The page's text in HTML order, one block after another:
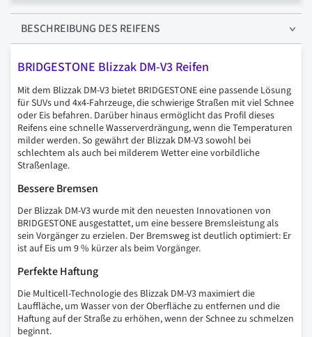
BESCHREIBUNG DES REIFENS
BRIDGESTONE Blizzak DM-V3 Reifen
Mit dem Blizzak DM-V3 bietet BRIDGESTONE eine passende Lösung
für SUVs und 4x4-Fahrzeuge, die schwierige Straßen mit viel Schnee
oder Eis befahren. Darüber hinaus ermöglicht das Profil dieses
Reifens eine schnelle Wasserverdrängung, wenn die Temperaturen
milder werden. So gewährt der Blizzak DM-V3 sowohl bei
schlechtem als auch bei milderem Wetter eine vorbildliche
Straßenlage.
Bessere Bremsen
Der Blizzak DM-V3 wurde mit den neuesten Innovationen von
BRIDGESTONE ausgestattet, um eine bessere Bremsleistung als
sein Vorgänger zu erzielen. Der Bremsweg ist deutlich optimiert: Er
ist auf Eis um 9 % kürzer als beim Vorgänger.
Perfekte Haftung
Die Multicell-Technologie des Blizzak DM-V3 maximiert die
Lauffläche, um Wasser von der Oberfläche zu entfernen und die
Haftung auf der Straße zu erhöhen, wenn der Schnee zu schmelzen
beginnt.